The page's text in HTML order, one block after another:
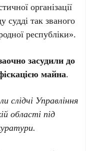
організації
так званого
республіки».
засудили до
майна.
слідчі Управління
області під